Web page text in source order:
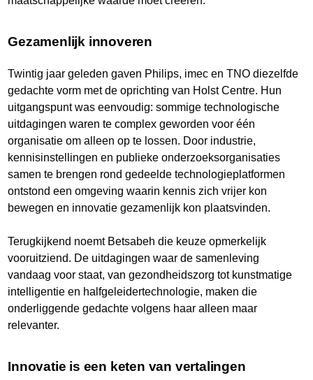
Gezamenlijk innoveren
Twintig jaar geleden gaven Philips, imec en TNO diezelfde
gedachte vorm met de oprichting van Holst Centre. Hun
uitgangspunt was eenvoudig: sommige technologische
uitdagingen waren te complex geworden voor één
organisatie om alleen op te lossen. Door industrie,
kennisinstellingen en publieke onderzoeksorganisaties
samen te brengen rond gedeelde technologieplatformen
ontstond een omgeving waarin kennis zich vrijer kon
bewegen en innovatie gezamenlijk kon plaatsvinden.
Terugkijkend noemt Betsabeh die keuze opmerkelijk
vooruitziend. De uitdagingen waar de samenleving
vandaag voor staat, van gezondheidszorg tot kunstmatige
intelligentie en halfgeleidertechnologie, maken die
onderliggende gedachte volgens haar alleen maar
relevanter.
Innovatie is een keten van vertalingen